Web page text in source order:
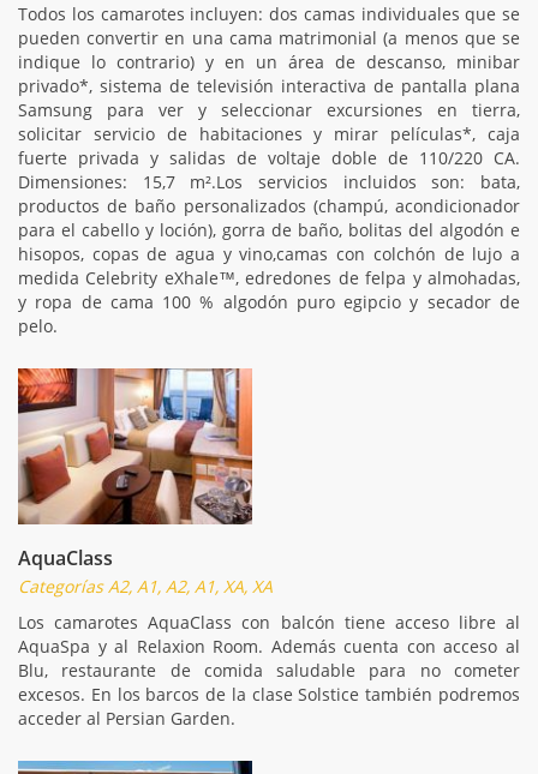
Todos los camarotes incluyen: dos camas individuales que se
pueden convertir en una cama matrimonial (a menos que se
indique lo contrario) y en un área de descanso, minibar
privado*, sistema de televisión interactiva de pantalla plana
Samsung para ver y seleccionar excursiones en tierra,
solicitar servicio de habitaciones y mirar películas*, caja
fuerte privada y salidas de voltaje doble de 110/220 CA.
Dimensiones: 15,7 m².Los servicios incluidos son: bata,
productos de baño personalizados (champú, acondicionador
para el cabello y loción), gorra de baño, bolitas del algodón e
hisopos, copas de agua y vino,camas con colchón de lujo a
medida Celebrity eXhale™, edredones de felpa y almohadas,
y ropa de cama 100 % algodón puro egipcio y secador de
pelo.
AquaClass
Categorías A2, A1, A2, A1, XA, XA
Los camarotes AquaClass con balcón tiene acceso libre al
AquaSpa y al Relaxion Room. Además cuenta con acceso al
Blu, restaurante de comida saludable para no cometer
excesos. En los barcos de la clase Solstice también podremos
acceder al Persian Garden.